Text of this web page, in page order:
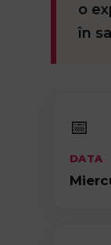
o
în
📅
DATA